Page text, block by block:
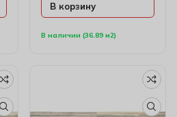
В наличии (36.89 м2)
В корзину